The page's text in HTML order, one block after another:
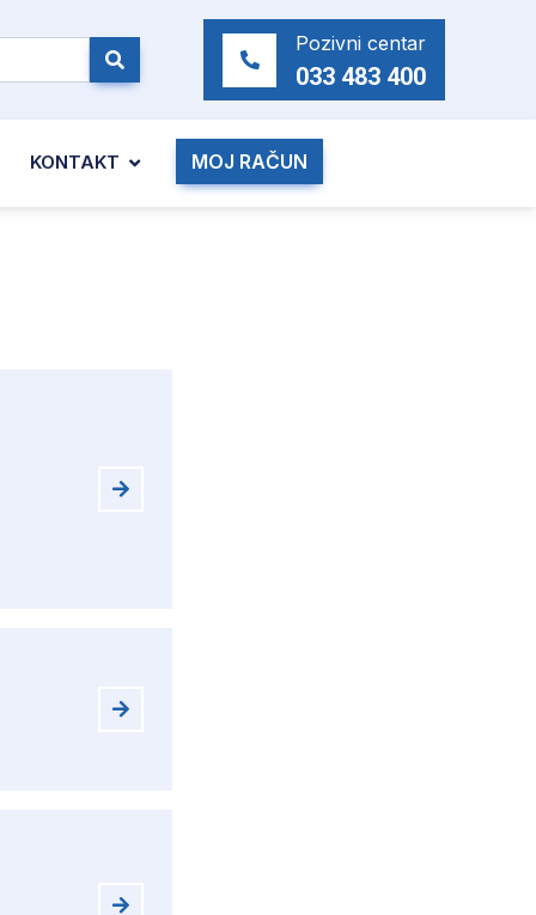
Pozivni centar
033 483 400
KONTAKT MOJ RAČUN